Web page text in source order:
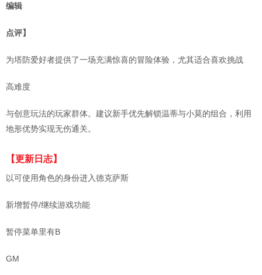
编辑
点评】
为塔防爱好者提供了一场充满惊喜的冒险体验，尤其适合喜欢挑战
高难度
与创意玩法的玩家群体。建议新手优先解锁温蒂与小莫的组合，利用
地形优势实现无伤通关。
【更新日志】
以可使用角色的身份进入德克萨斯
新增暂停/继续游戏功能
暂停菜单里有B
GM